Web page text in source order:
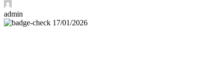
admin
17/01/2026